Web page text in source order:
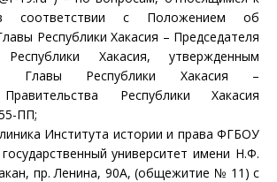
соответствии с Положением об
Республики Хакасия – Председателя
Республики Хакасия, утвержденным
Главы Республики Хакасия –
Республики Хакасия
ПП;
Института истории и права ФГБОУ
университет имени Н.Ф.
пр. Ленина, 90А, (общежитие № 11) с